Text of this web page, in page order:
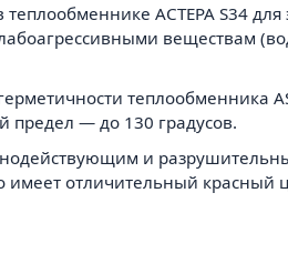
АСТЕРА S34
веществам
теплообменника
— до 130 градусов.
и
имеет отличительный